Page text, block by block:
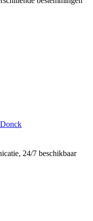
24/7 beschikbaar